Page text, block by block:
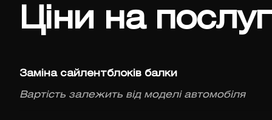
Ціни на
Заміна сайлентблоків балки
Вартість залежить від моделі автомобіля